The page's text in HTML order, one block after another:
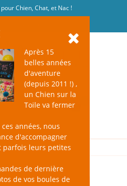
Chien, Chat, et Nac !
Après 15
belles années
d'aventure
(depuis 2011 !) ,
un Chien sur la
Toile va fermer
années, nous
d'accompagner
parfois leurs petites
de dernière
de vos boules de